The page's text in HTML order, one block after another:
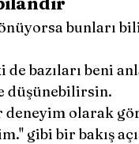
bunları
bazıları beni
düşünebilirsin.
olarak
gibi bir bakış